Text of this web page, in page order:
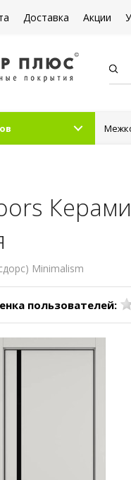
Доставка Акции
Minimalism
пользователей: